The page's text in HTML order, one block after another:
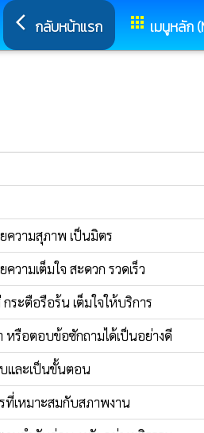
arrow_back_ios กลับหน้าแรก apps เมนูหลัก
ความสุภาพ เป็นมิตร
วามเต็มใจ สะดวก รวดเร็ว
กระตือรือร้น เต็มใจให้บริการ
หรือตอบข้อซักถามได้เป็นอย่างดี
และเป็นขั้นตอน
ที่เหมาะสมกับสภาพงาน